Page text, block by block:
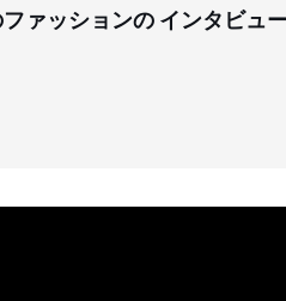
ァッションの インタビュ